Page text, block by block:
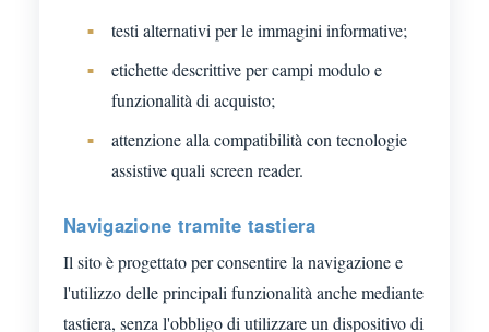
testi alternativi per le immagini informative;
etichette descrittive per campi modulo e
funzionalità di acquisto;
attenzione alla compatibilità con tecnologie
assistive quali screen reader.
Navigazione tramite tastiera
Il sito è progettato per consentire la navigazione e
l'utilizzo delle principali funzionalità anche mediante
tastiera, senza l'obbligo di utilizzare un dispositivo di